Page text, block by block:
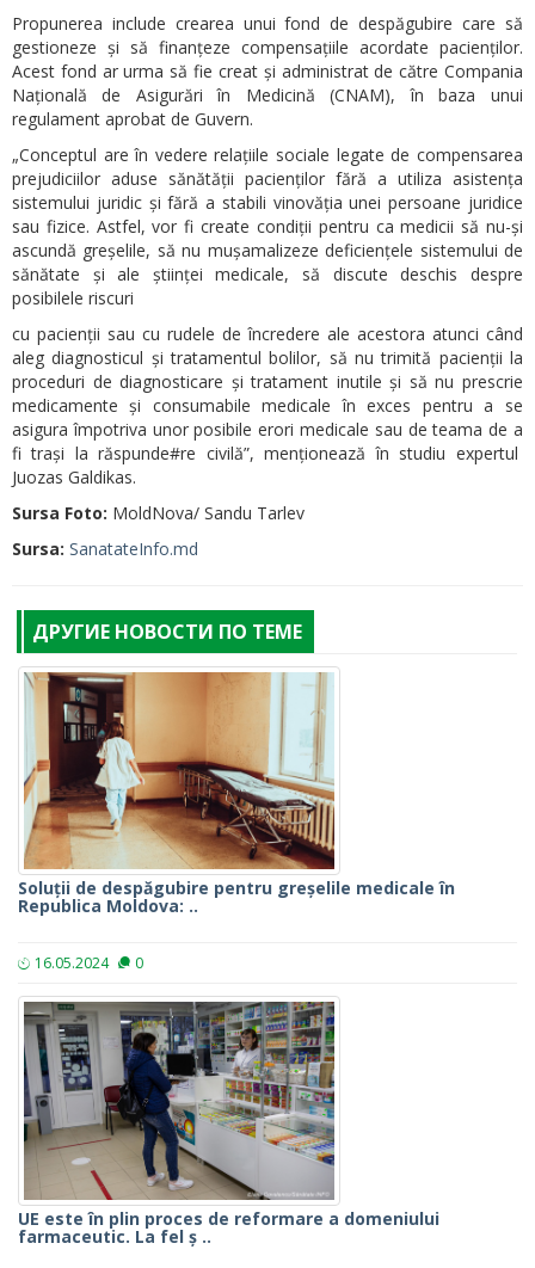
Propunerea include crearea unui fond de despăgubire care să
gestioneze și să finanțeze compensațiile acordate pacienților.
Acest fond ar urma să fie creat și administrat de către Compania
Națională de Asigurări în Medicină (CNAM), în baza unui
regulament aprobat de Guvern.
„Conceptul are în vedere relațiile sociale legate de compensarea
prejudiciilor aduse sănătății pacienților fără a utiliza asistența
sistemului juridic și fără a stabili vinovăția unei persoane juridice
sau fizice. Astfel, vor fi create condiții pentru ca medicii să nu-și
ascundă greșelile, să nu mușamalizeze deficiențele sistemului de
sănătate și ale științei medicale, să discute deschis despre
posibilele riscuri
cu pacienții sau cu rudele de încredere ale acestora atunci când
aleg diagnosticul și tratamentul bolilor, să nu trimită pacienții la
proceduri de diagnosticare și tratament inutile și să nu prescrie
medicamente și consumabile medicale în exces pentru a se
asigura împotriva unor posibile erori medicale sau de teama de a
fi trași la răspunde#re civilă”, menționează în studiu expertul
Juozas Galdikas.
Sursa Foto: MoldNova/ Sandu Tarlev
Sursa: SanatateInfo.md
ДРУГИЕ НОВОСТИ ПО ТЕМЕ
Soluții de despăgubire pentru greșelile medicale în
Republica Moldova: ..
16.05.2024 0
UE este în plin proces de reformare a domeniului
farmaceutic. La fel ș ..